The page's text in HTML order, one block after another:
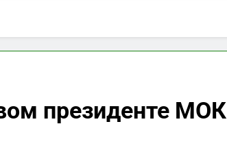
президенте МОК